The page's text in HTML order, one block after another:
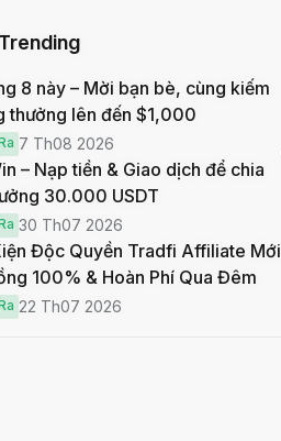
8 này – Mời bạn bè, cùng kiếm
thưởng lên đến $1,000
7 Th08 2026
– Nạp tiền & Giao dịch để chia
30.000 USDT
30 Th07 2026
Độc Quyền Tradfi Affiliate Mới
100% & Hoàn Phí Qua Đêm
22 Th07 2026